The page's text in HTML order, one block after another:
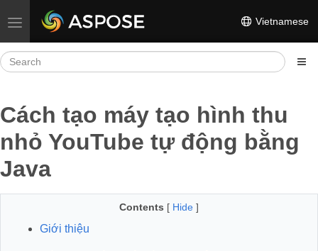
Toggle navigation Vietnamese
Cách tạo máy tạo hình thu
nhỏ YouTube tự động bằng
Java
Contents [ Hide ]
Giới thiệu